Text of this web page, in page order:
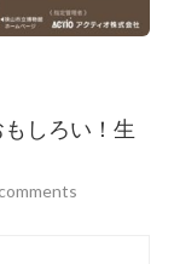
しろい！生